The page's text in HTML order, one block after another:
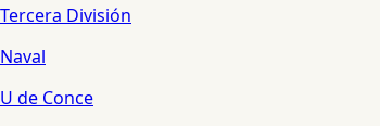
Tercera División
Naval
U de Conce